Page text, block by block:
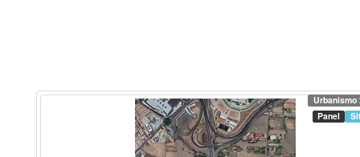
Urbanismo
Panel